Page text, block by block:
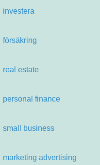
investera
försäkring
real estate
personal finance
small business
marketing advertising